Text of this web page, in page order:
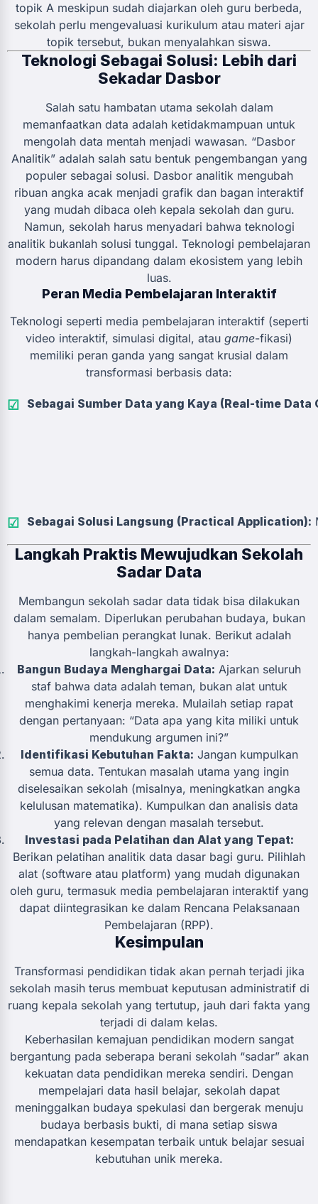
topik A meskipun sudah diajarkan oleh guru berbeda,
sekolah perlu mengevaluasi kurikulum atau materi ajar
topik tersebut, bukan menyalahkan siswa.
Teknologi Sebagai Solusi: Lebih dari
Sekadar Dasbor
Salah satu hambatan utama sekolah dalam
memanfaatkan data adalah ketidakmampuan untuk
mengolah data mentah menjadi wawasan. “Dasbor
Analitik” adalah salah satu bentuk pengembangan yang
populer sebagai solusi. Dasbor analitik mengubah
ribuan angka acak menjadi grafik dan bagan interaktif
yang mudah dibaca oleh kepala sekolah dan guru.
Namun, sekolah harus menyadari bahwa teknologi
analitik bukanlah solusi tunggal. Teknologi pembelajaran
modern harus dipandang dalam ekosistem yang lebih
luas.
Peran Media Pembelajaran Interaktif
Teknologi seperti media pembelajaran interaktif (seperti
video interaktif, simulasi digital, atau game-fikasi)
memiliki peran ganda yang sangat krusial dalam
transformasi berbasis data:
Sebagai Sumber Data yang Kaya (Real-time Data
Sebagai Solusi Langsung (Practical Application):
Langkah Praktis Mewujudkan Sekolah
Sadar Data
Membangun sekolah sadar data tidak bisa dilakukan
dalam semalam. Diperlukan perubahan budaya, bukan
hanya pembelian perangkat lunak. Berikut adalah
langkah-langkah awalnya:
Bangun Budaya Menghargai Data: Ajarkan seluruh
staf bahwa data adalah teman, bukan alat untuk
menghakimi kenerja mereka. Mulailah setiap rapat
dengan pertanyaan: “Data apa yang kita miliki untuk
mendukung argumen ini?”
Identifikasi Kebutuhan Fakta: Jangan kumpulkan
semua data. Tentukan masalah utama yang ingin
diselesaikan sekolah (misalnya, meningkatkan angka
kelulusan matematika). Kumpulkan dan analisis data
yang relevan dengan masalah tersebut.
Investasi pada Pelatihan dan Alat yang Tepat:
Berikan pelatihan analitik data dasar bagi guru. Pilihlah
alat (software atau platform) yang mudah digunakan
oleh guru, termasuk media pembelajaran interaktif yang
dapat diintegrasikan ke dalam Rencana Pelaksanaan
Pembelajaran (RPP).
Kesimpulan
Transformasi pendidikan tidak akan pernah terjadi jika
sekolah masih terus membuat keputusan administratif di
ruang kepala sekolah yang tertutup, jauh dari fakta yang
terjadi di dalam kelas.
Keberhasilan kemajuan pendidikan modern sangat
bergantung pada seberapa berani sekolah “sadar” akan
kekuatan data pendidikan mereka sendiri. Dengan
mempelajari data hasil belajar, sekolah dapat
meninggalkan budaya spekulasi dan bergerak menuju
budaya berbasis bukti, di mana setiap siswa
mendapatkan kesempatan terbaik untuk belajar sesuai
kebutuhan unik mereka.